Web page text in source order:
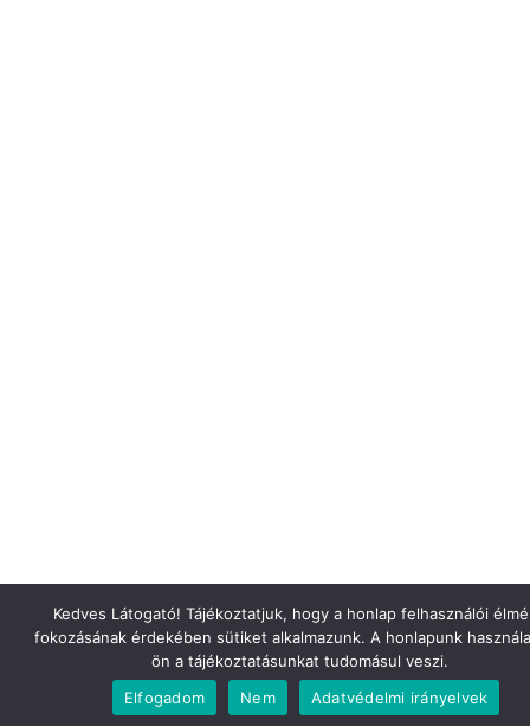
Kedves Látogató! Tájékoztatjuk, hogy a honlap felhasználói
fokozásának érdekében sütiket alkalmazunk. A honlapunk
ön a tájékoztatásunkat tudomásul veszi.
Elfogadom
Nem Adatvédelmi irányelvek